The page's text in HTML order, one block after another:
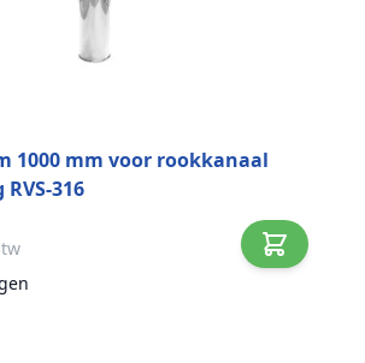
1000 mm voor rookkanaal
316